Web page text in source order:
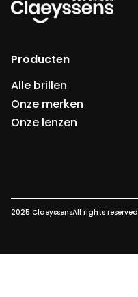
Producten
Alle brillen
Onze merken
Onze lenzen
2025 ClaeyssensAll rights reserved